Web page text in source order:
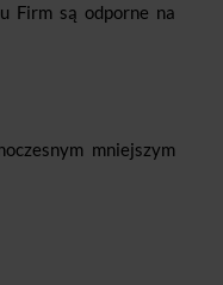
Firm są odporne na
mniejszym